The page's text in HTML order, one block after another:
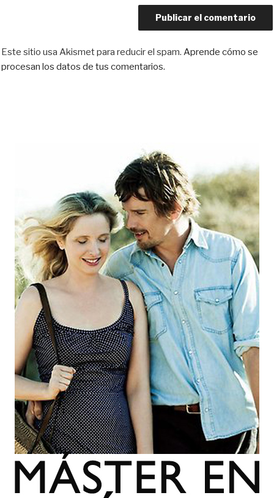
Este sitio usa Akismet para reducir el spam. Aprende cómo se
procesan los datos de tus comentarios.